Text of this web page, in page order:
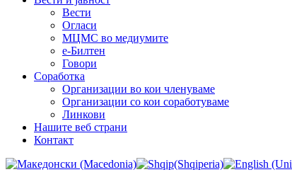
Вести
Огласи
МЦМС во медиумите
е-Билтен
Говори
Соработка
Организации во кои членуваме
Организации со кои соработуваме
Линкови
Нашите веб страни
Контакт